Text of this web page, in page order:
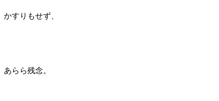
かすりもせず、
あらら残念。